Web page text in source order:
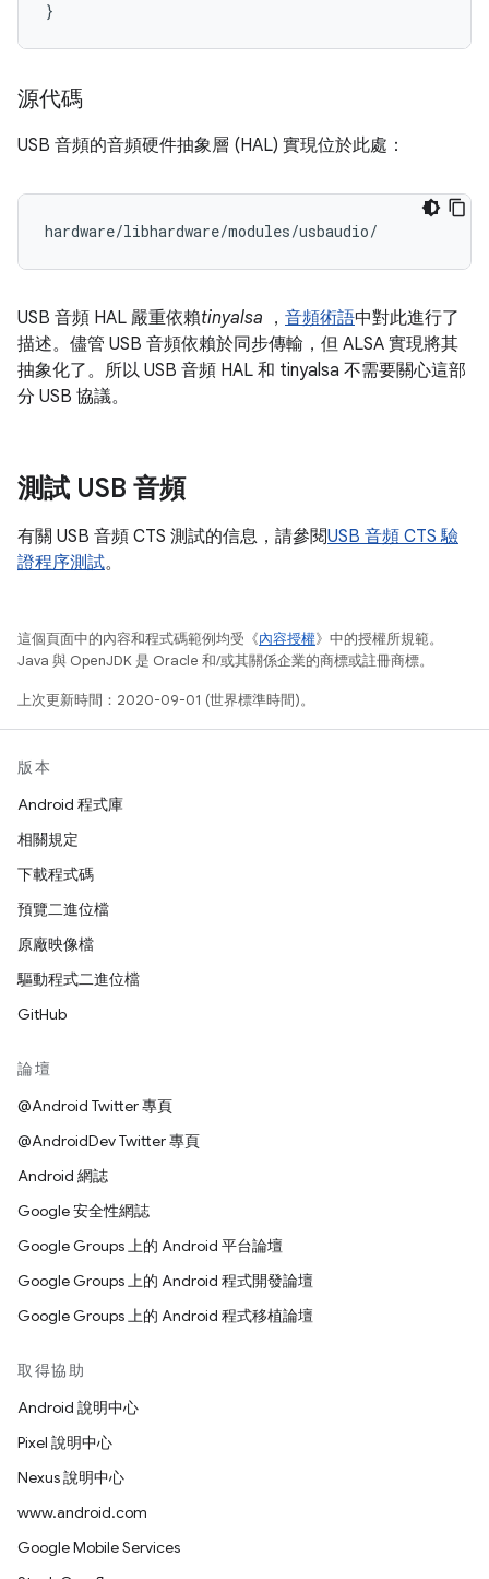
源代碼
USB 音頻的音頻硬件抽象層 (HAL) 實現位於此處：
USB 音頻 HAL 嚴重依賴tinyalsa ， 音頻術語中對此進行了
描述。儘管 USB 音頻依賴於同步傳輸，但 ALSA 實現將其
抽象化了。所以 USB 音頻 HAL 和 tinyalsa 不需要關心這部
分 USB 協議。
測試 USB 音頻
有關 USB 音頻 CTS 測試的信息，請參閱USB 音頻 CTS 驗
證程序測試。
這個頁面中的內容和程式碼範例均受《內容授權》中的授權所規範。
Java 與 OpenJDK 是 Oracle 和/或其關係企業的商標或註冊商標。
上次更新時間：2020-09-01 (世界標準時間)。
版本
Android 程式庫
相關規定
下載程式碼
預覽二進位檔
原廠映像檔
驅動程式二進位檔
GitHub
論壇
@Android Twitter 專頁
@AndroidDev Twitter 專頁
Android 網誌
Google 安全性網誌
Google Groups 上的 Android 平台論壇
Google Groups 上的 Android 程式開發論壇
Google Groups 上的 Android 程式移植論壇
取得協助
Android 說明中心
Pixel 說明中心
Nexus 說明中心
www.android.com
Google Mobile Services